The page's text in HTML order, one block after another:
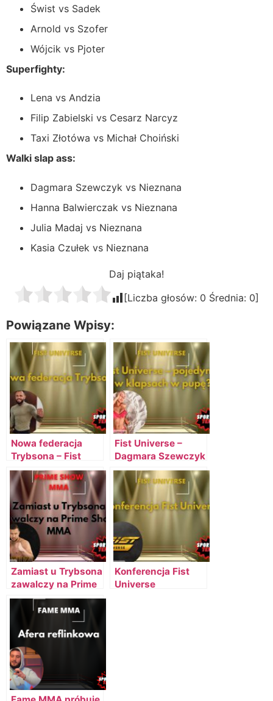
Świst vs Sadek
Arnold vs Szofer
Wójcik vs Pjoter
Superfighty:
Lena vs Andzia
Filip Zabielski vs Cesarz Narcyz
Taxi Złotówa vs Michał Choiński
Walki slap ass:
Dagmara Szewczyk vs Nieznana
Hanna Balwierczak vs Nieznana
Julia Madaj vs Nieznana
Kasia Czułek vs Nieznana
Daj piątaka!
[Liczba głosów: 0 Średnia: 0]
Powiązane Wpisy:
Nowa federacja
Trybsona – Fist
Universe
Fist Universe –
Dagmara Szewczyk
walka na klapsy
Zamiast u Trybsona
zawalczy na Prime
Show MMA
Konferencja Fist
Universe